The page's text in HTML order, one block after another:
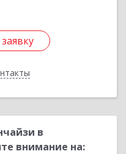
в
внимание на: